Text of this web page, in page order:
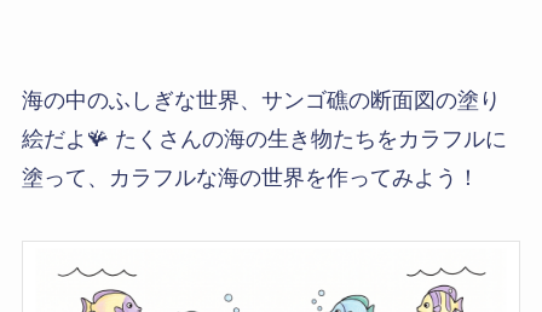
海の中のふしぎな世界、サンゴ礁の断面図の塗り
絵だよ🪸 たくさんの海の生き物たちをカラフルに
塗って、カラフルな海の世界を作ってみよう！